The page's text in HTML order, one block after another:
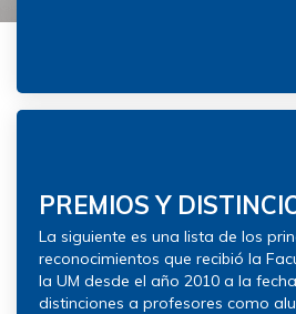
PREMIOS Y
La siguiente es una lista de los
reconocimientos que recibió la
la UM desde el año 2010 a la
distinciones a profesores como